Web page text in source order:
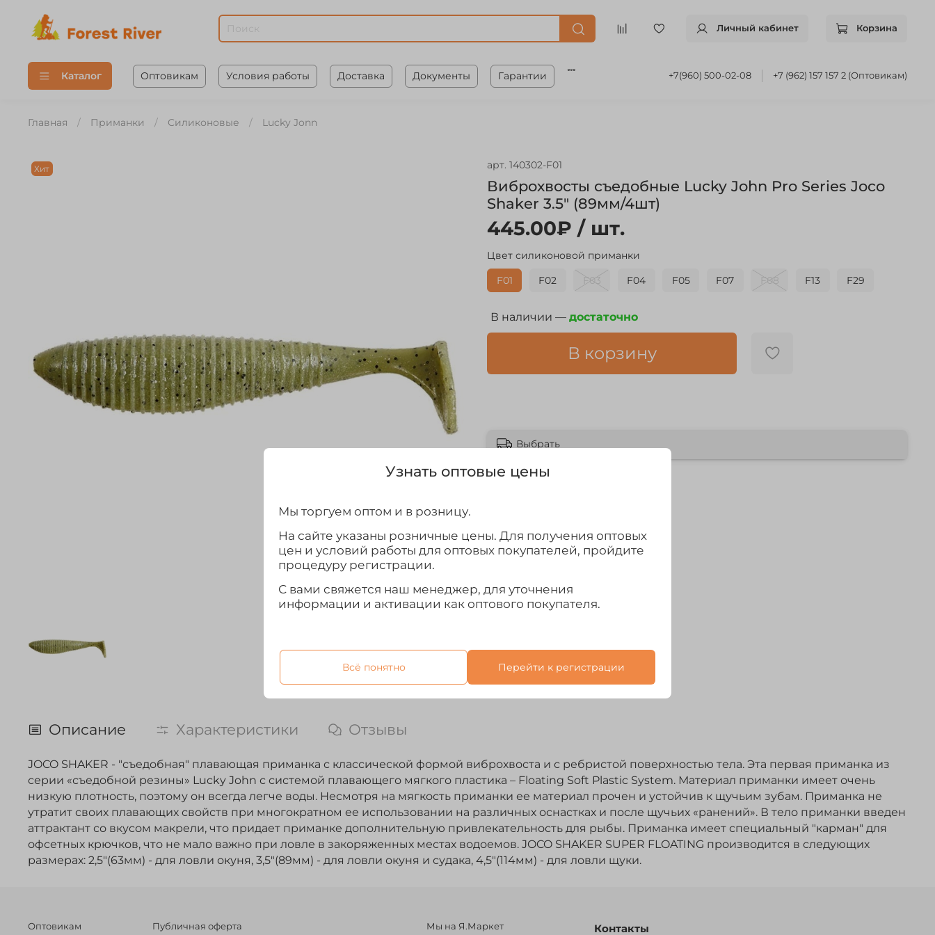
Личный кабинет Корзина
Каталог Оптовикам Условия работы Доставка Документы Гарантии +7(960) 500-02-08 +7 (962) 157 157 2 (Оптовикам)
Главная Приманки Силиконовые Lucky Jonn
Хит арт. 140302-F01
Виброхвосты съедобные Lucky John Pro Series Joco
Shaker 3.5" (89мм/4шт)
445.00₽ / шт.
В наличии — достаточно
В корзину
Цвет силиконовой приманки
F01
F02 F03 F04 F05 F07 F08 F13 F29
Выбрать
Описание Характеристики Отзывы
JOCO SHAKER - "съедобная" плавающая приманка с классической формой виброхвоста и с ребристой поверхностью тела. Эта первая приманка из
серии «съедобной резины» Lucky John с системой плавающего мягкого пластика – Floating Soft Plastic System. Материал приманки имеет очень
низкую плотность, поэтому он всегда легче воды. Несмотря на мягкость приманки ее материал прочен и устойчив к щучьим зубам. Приманка не
утратит своих плавающих свойств при многократном ее использовании на различных оснастках и после щучьих «ранений». В тело приманки введен
аттрактант со вкусом макрели, что придает приманке дополнительную привлекательность для рыбы. Приманка имеет специальный "карман" для
офсетных крючков, что не мало важно при ловле в закоряженных местах водоемов. JOCO SHAKER SUPER FLOATING производится в следующих
размерах: 2,5"(63мм) - для ловли окуня, 3,5"(89мм) - для ловли окуня и судака, 4,5"(114мм) - для ловли щуки.
Оптовикам Публичная оферта Мы на Я.Маркет Контакты
Узнать оптовые цены
Мы торгуем оптом и в розницу.
На сайте указаны розничные цены. Для получения оптовых
цен и условий работы для оптовых покупателей, пройдите
процедуру регистрации.
С вами свяжется наш менеджер, для уточнения
информации и активации как оптового покупателя.
Всё понятно Перейти к регистрации